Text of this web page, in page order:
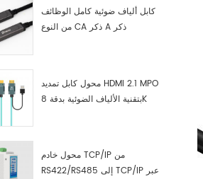
كابل ألياف ضوئية كامل الوظائف
من النوع CA ذكر A ذكر
محول كابل تمديد HDMI 2.1 MPO
بتقنية الألياف الضوئية بدقة 8K
محول خادم TCP/IP من
RS422/RS485 إلى TCP/IP عبر